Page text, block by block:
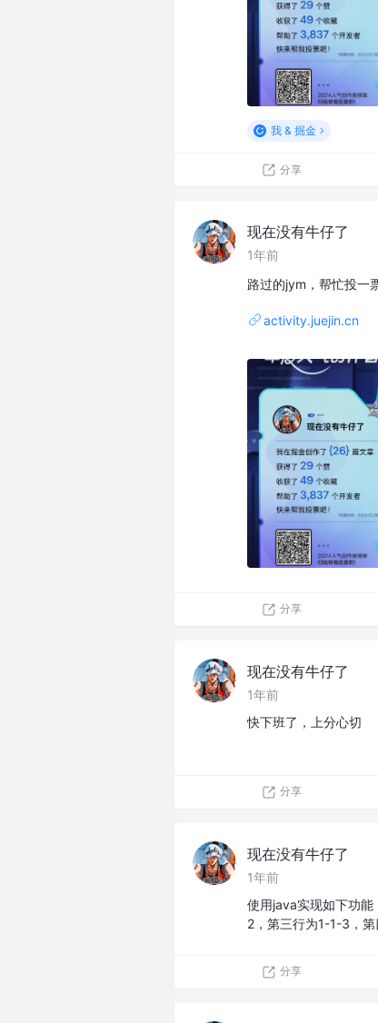
我 & 掘金
分享
现在没有牛仔了
1年前
路过的jym，帮忙投一
activity.juejin.cn
分享
现在没有牛仔了
1年前
快下班了，上分心切
分享
现在没有牛仔了
1年前
使用java实现如下功
2，第三行为1-1-3，
分享